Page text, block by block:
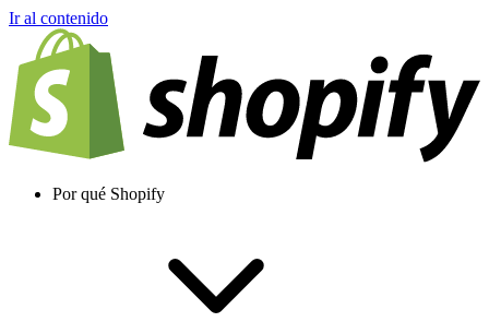
Ir al contenido
Por qué Shopify